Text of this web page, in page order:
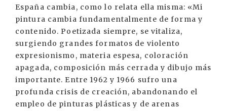
España cambia, como lo relata ella misma: «Mi
pintura cambia fundamentalmente de forma y
contenido. Poetizada siempre, se vitaliza,
surgiendo grandes formatos de violento
expresionismo, materia espesa, coloración
apagada, composición más cerrada y dibujo más
importante. Entre 1962 y 1966 sufro una
profunda crisis de creación, abandonando el
empleo de pinturas plásticas y de arenas